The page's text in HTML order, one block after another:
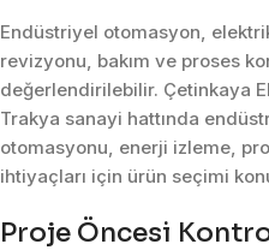
Endüstriyel otomasyon,
revizyonu, bakım ve proses
değerlendirilebilir. Çetinkaya
Trakya sanayi hattında
otomasyonu, enerji izleme,
ihtiyaçları için ürün seçimi
Proje Öncesi